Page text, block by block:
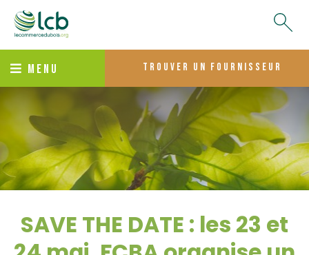
MENU trouver un fournisseur
SAVE THE DATE : les 23 et